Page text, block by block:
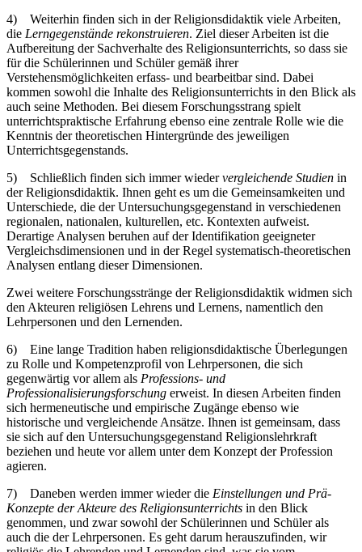
4)
Weiterhin finden sich in der Religionsdidaktik viele Arbeiten,
die Lerngegenstände rekonstruieren. Ziel dieser Arbeiten ist die
Aufbereitung der Sachverhalte des Religionsunterrichts, so dass sie
für die Schülerinnen und Schüler gemäß ihrer
Verstehensmöglichkeiten erfass- und bearbeitbar sind. Dabei
kommen sowohl die Inhalte des Religionsunterrichts in den Blick als
auch seine Methoden. Bei diesem Forschungsstrang spielt
unterrichtspraktische Erfahrung ebenso eine zentrale Rolle wie die
Kenntnis der theoretischen Hintergründe des jeweiligen
Unterrichtsgegenstands.
5)
Schließlich finden sich immer wiedervergleichende Studien in
der Religionsdidaktik. Ihnen geht es um die Gemeinsamkeiten und
Unterschiede, die der Untersuchungsgegenstand in verschiedenen
regionalen, nationalen, kulturellen, etc. Kontexten aufweist.
Derartige Analysen beruhen auf der Identifikation geeigneter
Vergleichsdimensionen und in der Regel systematisch-theoretischen
Analysen entlang dieser Dimensionen.
Zwei weitere Forschungsstränge der Religionsdidaktik widmen sich
den Akteuren religiösen Lehrens und Lernens, namentlich den
Lehrpersonen und den Lernenden.
6)
Eine lange Tradition haben religionsdidaktische Überlegungen
zu Rolle und Kompetenzprofil von Lehrpersonen, die sich
gegenwärtig vor allem als Professions- und
Professionalisierungsforschung erweist. In diesen Arbeiten finden
sich hermeneutische und empirische Zugänge ebenso wie
historische und vergleichende Ansätze. Ihnen ist gemeinsam, dass
sie sich auf den Untersuchungsgegenstand Religionslehrkraft
beziehen und heute vor allem unter dem Konzept der Profession
agieren.
7)
Daneben werden immer wieder die Einstellungen und Prä-
Konzepte der Akteure des Religionsunterrichts in den Blick
genommen, und zwar sowohl der Schülerinnen und Schüler als
auch die der Lehrpersonen. Es geht darum herauszufinden, wir